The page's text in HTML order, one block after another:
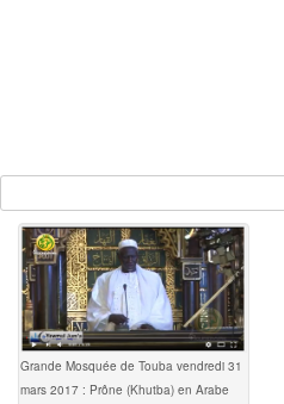
Grande Mosquée de Touba vendredi 31
mars 2017 : Prône (Khutba) en Arabe